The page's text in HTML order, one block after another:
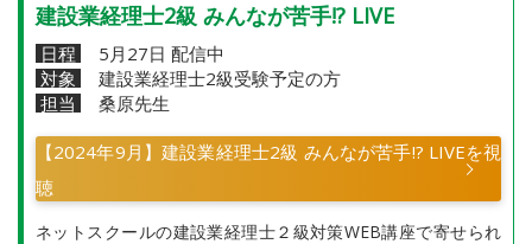
建設業経理士2級 みんなが苦手!? LIVE
日程
5月27日 配信中
対象
建設業経理士2級受験予定の方
担当
桑原先生
【2024年9月】建設業経理士2級 みんなが苦手!? LIVEを視
聴
ネットスクールの建設業経理士２級対策WEB講座で寄せられ